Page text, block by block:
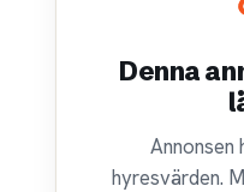
Denna
hyresvärden.